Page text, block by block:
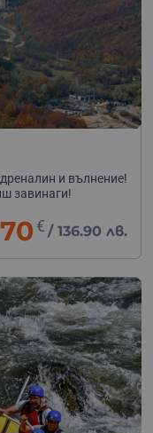
и вълнение!
завинаги!
70 € / 136.90 лв.